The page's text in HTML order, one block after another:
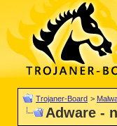
Trojaner-Board >
Adware -